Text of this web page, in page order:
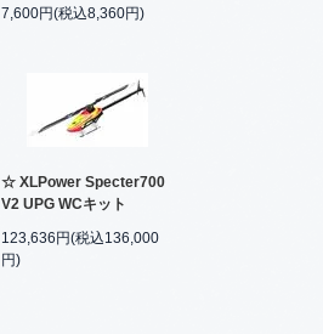
7,600円(税込8,360円)
☆ XLPower Specter700
V2 UPG WCキット
123,636円(税込136,000
円)